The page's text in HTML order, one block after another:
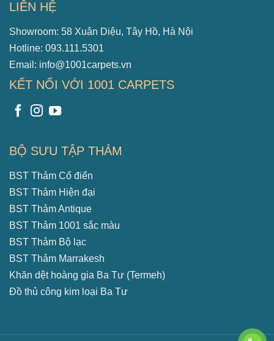
LIÊN HỆ
Showroom: 58 Xuân Diệu, Tây Hồ, Hà Nội
Hotline: 093.111.5301
Email: info@1001carpets.vn
KẾT NỐI VỚI 1001 CARPETS
BỘ SƯU TẬP THẢM
BST Thảm Cổ điển
BST Thảm Hiện đại
BST Thảm Antique
BST Thảm 1001 sắc màu
BST Thảm Bộ lạc
BST Thảm Marrakesh
Khăn dệt hoàng gia Ba Tư (Termeh)
Đồ thủ công kim loại Ba Tư